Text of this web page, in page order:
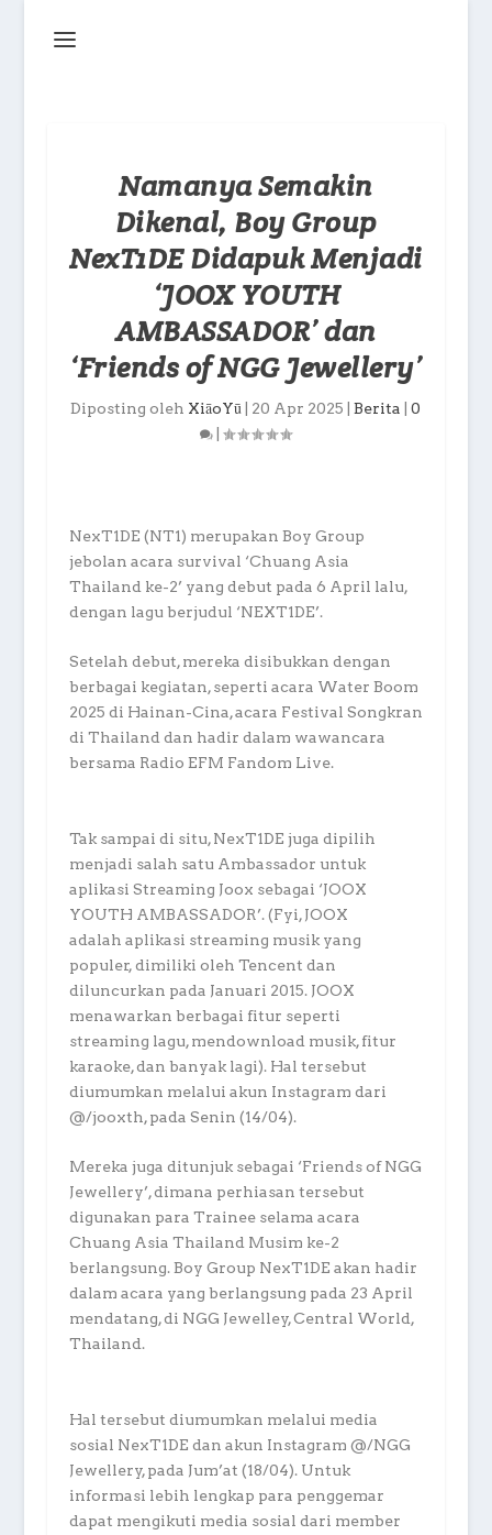
Namanya Semakin
Dikenal, Boy Group
NexT1DE Didapuk Menjadi
‘JOOX YOUTH
AMBASSADOR’ dan
‘Friends of NGG Jewellery’
Diposting oleh XiāoYū 20 Apr 2025 |Berita |0
|
NexT1DE (NT1) merupakan Boy Group
jebolan acara survival ‘Chuang Asia
Thailand ke-2’ yang debut pada 6 April lalu,
dengan lagu berjudul ‘NEXT1DE’.
Setelah debut, mereka disibukkan dengan
berbagai kegiatan, seperti acara Water Boom
2025 di Hainan-Cina, acara Festival Songkran
di Thailand dan hadir dalam wawancara
bersama Radio EFM Fandom Live.
Tak sampai di situ, NexT1DE juga dipilih
menjadi salah satu Ambassador untuk
aplikasi Streaming Joox sebagai ‘JOOX
YOUTH AMBASSADOR’. (Fyi, JOOX
adalah aplikasi streaming musik yang
populer, dimiliki oleh Tencent dan
diluncurkan pada Januari 2015. JOOX
menawarkan berbagai fitur seperti
streaming lagu, mendownload musik, fitur
karaoke, dan banyak lagi). Hal tersebut
diumumkan melalui akun Instagram dari
@/jooxth, pada Senin (14/04).
Mereka juga ditunjuk sebagai ‘Friends of NGG
Jewellery’, dimana perhiasan tersebut
digunakan para Trainee selama acara
Chuang Asia Thailand Musim ke-2
berlangsung. Boy Group NexT1DE akan hadir
dalam acara yang berlangsung pada 23 April
mendatang, di NGG Jewelley, Central World,
Thailand.
Hal tersebut diumumkan melalui media
sosial NexT1DE dan akun Instagram @/NGG
Jewellery, pada Jum’at (18/04). Untuk
informasi lebih lengkap para penggemar
dapat mengikuti media sosial dari member